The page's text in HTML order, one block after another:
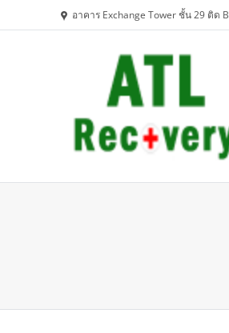
อาคาร Exchange Tower ชั้น 29 ติด